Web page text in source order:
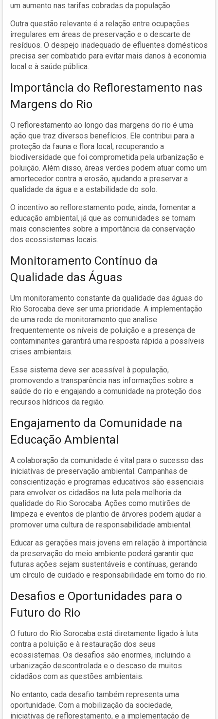
um aumento nas tarifas cobradas da população.
Outra questão relevante é a relação entre ocupações
irregulares em áreas de preservação e o descarte de
resíduos. O despejo inadequado de efluentes domésticos
precisa ser combatido para evitar mais danos à economia
local e à saúde pública.
Importância do Reflorestamento nas
Margens do Rio
O reflorestamento ao longo das margens do rio é uma
ação que traz diversos benefícios. Ele contribui para a
proteção da fauna e flora local, recuperando a
biodiversidade que foi comprometida pela urbanização e
poluição. Além disso, áreas verdes podem atuar como um
amortecedor contra a erosão, ajudando a preservar a
qualidade da água e a estabilidade do solo.
O incentivo ao reflorestamento pode, ainda, fomentar a
educação ambiental, já que as comunidades se tornam
mais conscientes sobre a importância da conservação
dos ecossistemas locais.
Monitoramento Contínuo da
Qualidade das Águas
Um monitoramento constante da qualidade das águas do
Rio Sorocaba deve ser uma prioridade. A implementação
de uma rede de monitoramento que analise
frequentemente os níveis de poluição e a presença de
contaminantes garantirá uma resposta rápida a possíveis
crises ambientais.
Esse sistema deve ser acessível à população,
promovendo a transparência nas informações sobre a
saúde do rio e engajando a comunidade na proteção dos
recursos hídricos da região.
Engajamento da Comunidade na
Educação Ambiental
A colaboração da comunidade é vital para o sucesso das
iniciativas de preservação ambiental. Campanhas de
conscientização e programas educativos são essenciais
para envolver os cidadãos na luta pela melhoria da
qualidade do Rio Sorocaba. Ações como mutirões de
limpeza e eventos de plantio de árvores podem ajudar a
promover uma cultura de responsabilidade ambiental.
Educar as gerações mais jovens em relação à importância
da preservação do meio ambiente poderá garantir que
futuras ações sejam sustentáveis e contínuas, gerando
um círculo de cuidado e responsabilidade em torno do rio.
Desafios e Oportunidades para o
Futuro do Rio
O futuro do Rio Sorocaba está diretamente ligado à luta
contra a poluição e à restauração dos seus
ecossistemas. Os desafios são enormes, incluindo a
urbanização descontrolada e o descaso de muitos
cidadãos com as questões ambientais.
No entanto, cada desafio também representa uma
oportunidade. Com a mobilização da sociedade,
iniciativas de reflorestamento, e a implementação de